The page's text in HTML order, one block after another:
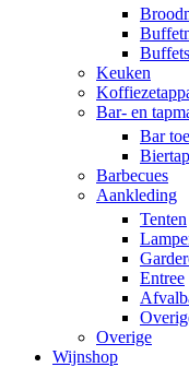
Keuken
Bar- en
Bar
Barbecues
Aankleding
Tenten
Entree
Overige
Wijnshop